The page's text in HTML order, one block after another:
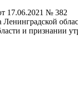
17.06.2021 № 382
и признании